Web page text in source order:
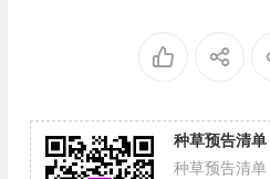
种草预告清单
种草预告清单